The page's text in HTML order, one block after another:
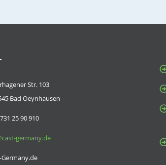
Str. 103
Bad Oeynhausen
25 90 910
germany.de
Germany.de